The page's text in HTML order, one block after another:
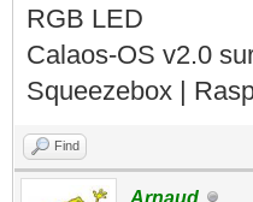
RGB LED
Calaos-OS v2.0
Squeezebox |
Find
Arnaud